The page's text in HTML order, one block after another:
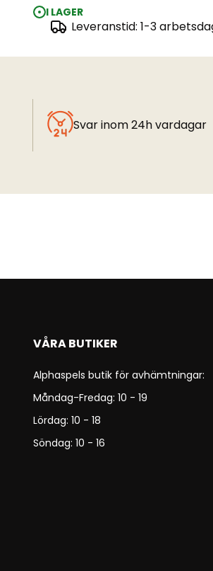
I LAGER
Leveranstid: 1-3
Svar inom 24h vardagar
VÅRA BUTIKER
Alphaspels butik för avhämtningar:
Måndag-Fredag: 10 - 19
Lördag: 10 - 18
Söndag: 10 - 16